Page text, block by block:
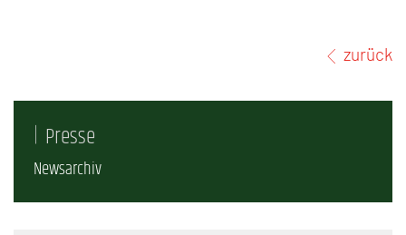
zurück
Presse
Newsarchiv